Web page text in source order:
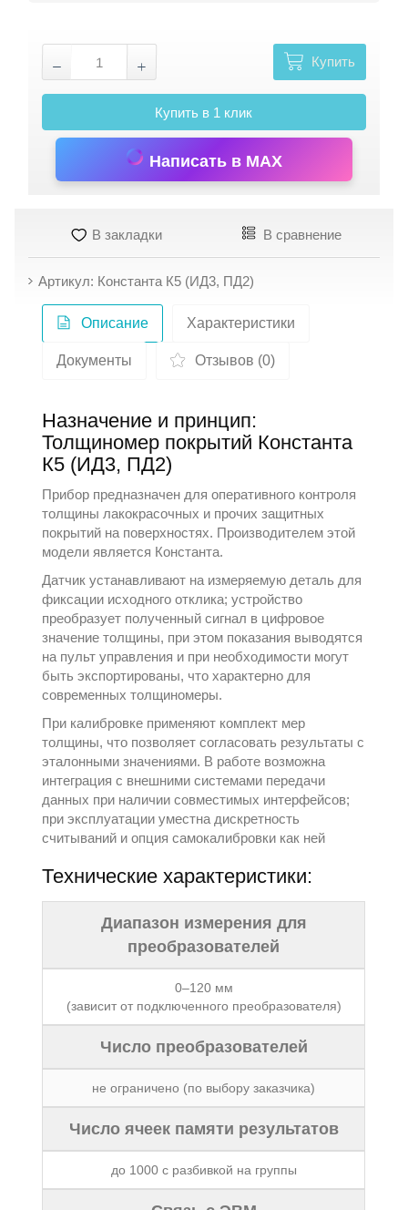
Купить
Купить в 1 клик
Написать в MAX
В закладки В сравнение
Артикул: Константа К5 (ИД3, ПД2)
Описание Характеристики
Документы Отзывов (0)
Назначение и принцип:
Толщиномер покрытий Константа
К5 (ИД3, ПД2)
Прибор предназначен для оперативного контроля
толщины лакокрасочных и прочих защитных
покрытий на поверхностях. Производителем этой
модели является Константа.
Датчик устанавливают на измеряемую деталь для
фиксации исходного отклика; устройство
преобразует полученный сигнал в цифровое
значение толщины, при этом показания выводятся
на пульт управления и при необходимости могут
быть экспортированы, что характерно для
современныхтолщиномеры.
При калибровке применяют комплект мер
толщины, что позволяет согласовать результаты с
эталонными значениями. В работе возможна
интеграция с внешними системами передачи
данных при наличии совместимых интерфейсов;
при эксплуатации уместна дискретность
считываний и опция самокалибровки как ней
Технические характеристики:
Диапазон измерения для
преобразователей
0–120 мм
(зависит от подключенного преобразователя)
Число преобразователей
не ограничено (по выбору заказчика)
Число ячеек памяти результатов
до 1000 с разбивкой на группы